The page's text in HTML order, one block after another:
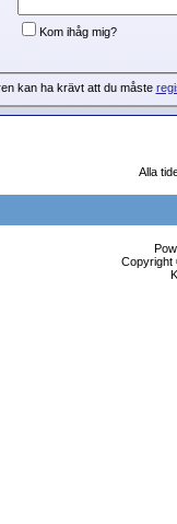
Kom ihåg mig?
kan ha krävt att du måste
Alla
Copyright